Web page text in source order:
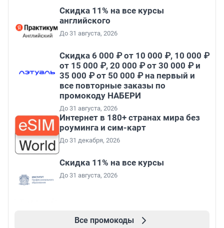
Скидка 11% на все курсы
английского
До 31 августа, 2026
Скидка 6 000 ₽ от 10 000 ₽, 10 000 ₽
от 15 000 ₽, 20 000 ₽ от 30 000 ₽ и
35 000 ₽ от 50 000 ₽ на первый и
все повторные заказы по
промокоду НАБЕРИ
До 31 августа, 2026
Интернет в 180+ странах мира без
роуминга и сим-карт
До 31 декабря, 2026
Скидка 11% на все курсы
До 31 августа, 2026
Все промокоды